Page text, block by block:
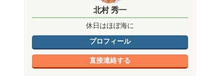
北村 秀一
休日はほぼ海に
プロフィール
直接連絡する